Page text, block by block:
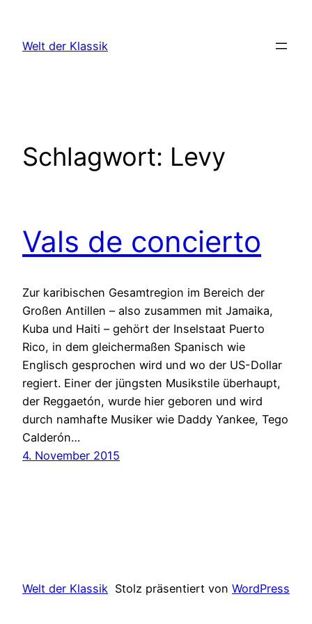
springen
Welt der Klassik
Schlagwort: Levy
Vals de concierto
Zur karibischen Gesamtregion im Bereich der
Großen Antillen – also zusammen mit Jamaika,
Kuba und Haiti – gehört der Inselstaat Puerto
Rico, in dem gleichermaßen Spanisch wie
Englisch gesprochen wird und wo der US-Dollar
regiert. Einer der jüngsten Musikstile überhaupt,
der Reggaetón, wurde hier geboren und wird
durch namhafte Musiker wie Daddy Yankee, Tego
Calderón…
4. November 2015
Welt der Klassik Stolz präsentiert von WordPress